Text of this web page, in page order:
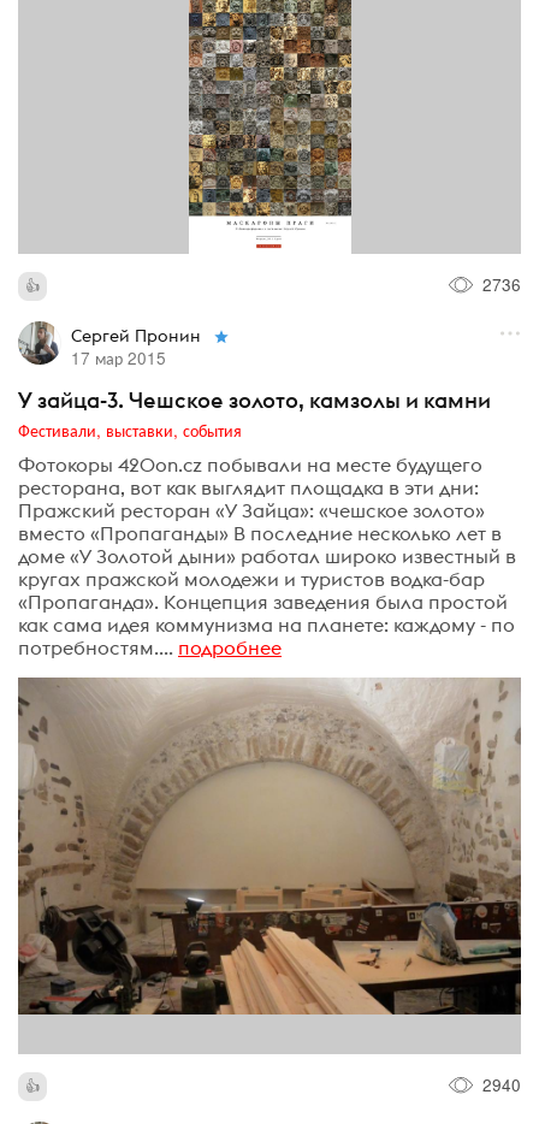
2736
Сергей Пронин
17 мар 2015
У зайца-3. Чешское золото, камзолы и камни
Фестивали, выставки, события
Фотокоры 420on.cz побывали на месте будущего
ресторана, вот как выглядит площадка в эти дни:
Пражский ресторан «У Зайца»: «чешское золото»
вместо «Пропаганды» В последние несколько лет в
доме «У Золотой дыни» работал широко известный в
кругах пражской молодежи и туристов водка-бар
«Пропаганда». Концепция заведения была простой
как сама идея коммунизма на планете: каждому - по
потребностям.... подробнее
2940